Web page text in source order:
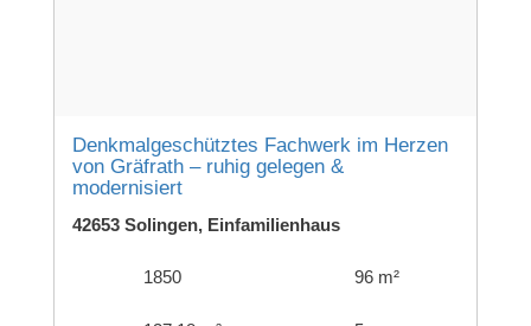
Denkmalgeschütztes Fachwerk im Herzen
von Gräfrath – ruhig gelegen &
modernisiert
42653 Solingen, Einfamilienhaus
1850 96 m²